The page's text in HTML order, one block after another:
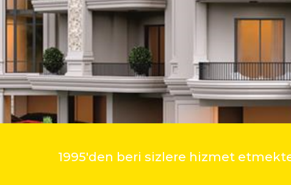
1995'den beri sizlere hizmet